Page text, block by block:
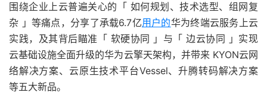
围绕企业上云普遍关心的「 如何规划、技术选型、组网复
杂 」等痛点，分享了承载6.7亿用户的华为终端云服务上云
实践，及其背后瞄准「 软硬协同 」与「 边云协同 」实现
云基础设施全面升级的华为云擎天架构，并带来 KYON云网
络解决方案、云原生技术平台Vessel、升腾转码解决方案
等五大新品。